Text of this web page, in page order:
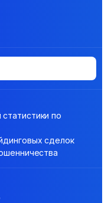
по
сделок